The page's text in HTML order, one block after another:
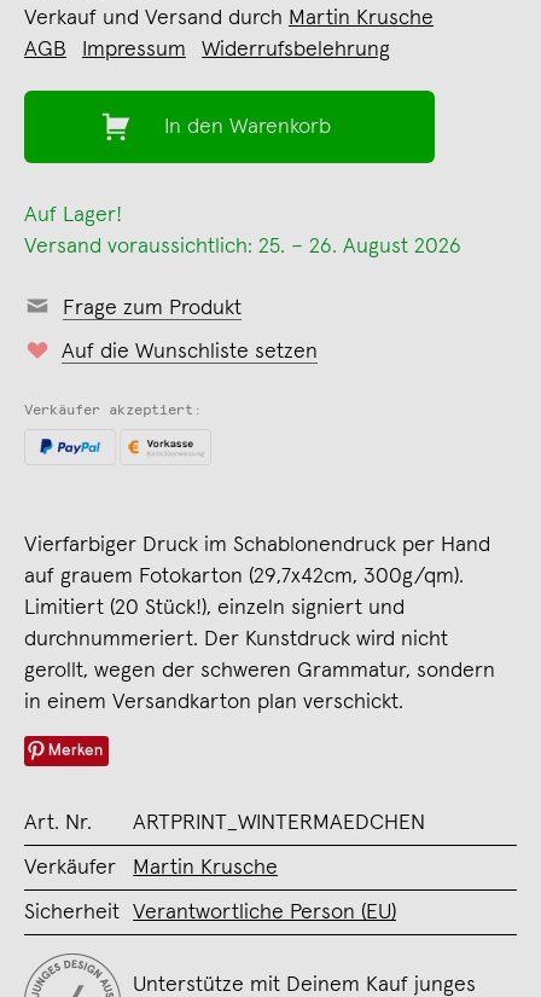
Verkauf und Versand durch Martin Krusche
AGB
Impressum Widerrufsbelehrung
In den Warenkorb
Auf Lager!
Versand voraussichtlich: 25. – 26. August 2026
Frage zum Produkt
Auf die Wunschliste setzen
Verkäufer akzeptiert:
Vierfarbiger Druck im Schablonendruck per Hand
auf grauem Fotokarton (29,7x42cm, 300g/qm).
Limitiert (20 Stück!), einzeln signiert und
durchnummeriert. Der Kunstdruck wird nicht
gerollt, wegen der schweren Grammatur, sondern
in einem Versandkarton plan verschickt.
Merken
Art. Nr. ARTPRINT_WINTERMAEDCHEN
Verkäufer Martin Krusche
Sicherheit Verantwortliche Person (EU)
Unterstütze mit Deinem Kauf junges